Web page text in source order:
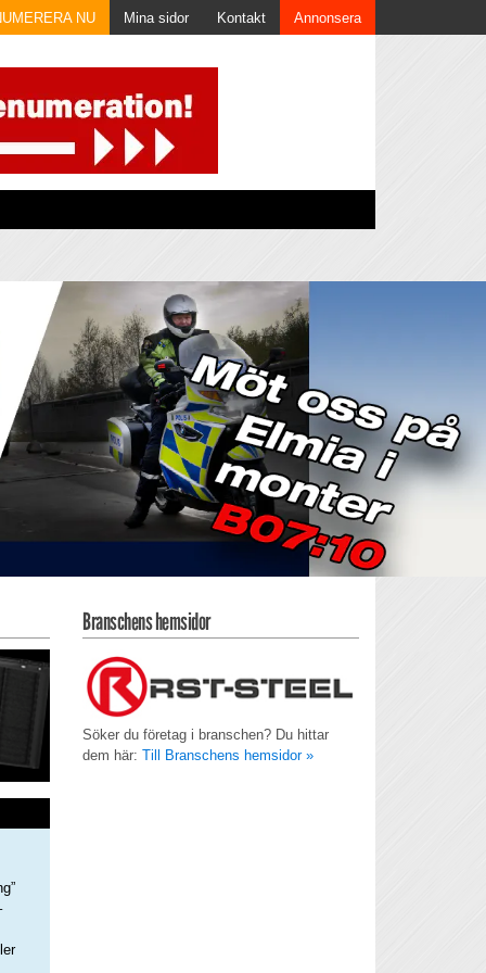
NU Mina sidor Kontakt Annonsera
Branschens hemsidor
Söker du företag i branschen? Du hittar
dem här: Till Branschens hemsidor »